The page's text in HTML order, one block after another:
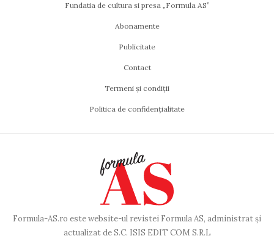
Fundatia de cultura si presa „Formula AS”
Abonamente
Publicitate
Contact
Termeni și condiții
Politica de confidențialitate
Formula-AS.ro este website-ul revistei Formula AS, administrat și
actualizat de S.C. ISIS EDIT COM S.R.L